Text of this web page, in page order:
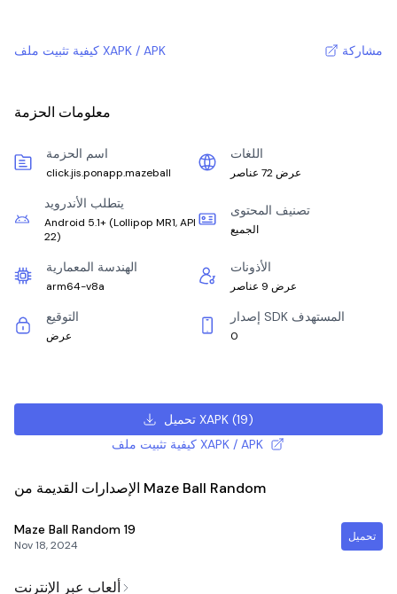
كيفية تثبيت ملف XAPK / APK مشاركة
معلومات الحزمة
اسم الحزمة
click.jis.ponapp.mazeball
اللغات
عرض 72 عناصر
يتطلب الأندرويد
Android 5.1+ (Lollipop MR1, API
22)
تصنيف المحتوى
الجميع
الهندسة المعمارية
arm64-v8a
الأذونات
عرض 9 عناصر
التوقيع
عرض
إصدار SDK المستهدف
0
تحميل XAPK (19)
كيفية تثبيت ملف XAPK / APK
الإصدارات القديمة من Maze Ball Random
Maze Ball Random 19
Nov 18, 2024
تحميل
ألعاب عبر الإنترنت